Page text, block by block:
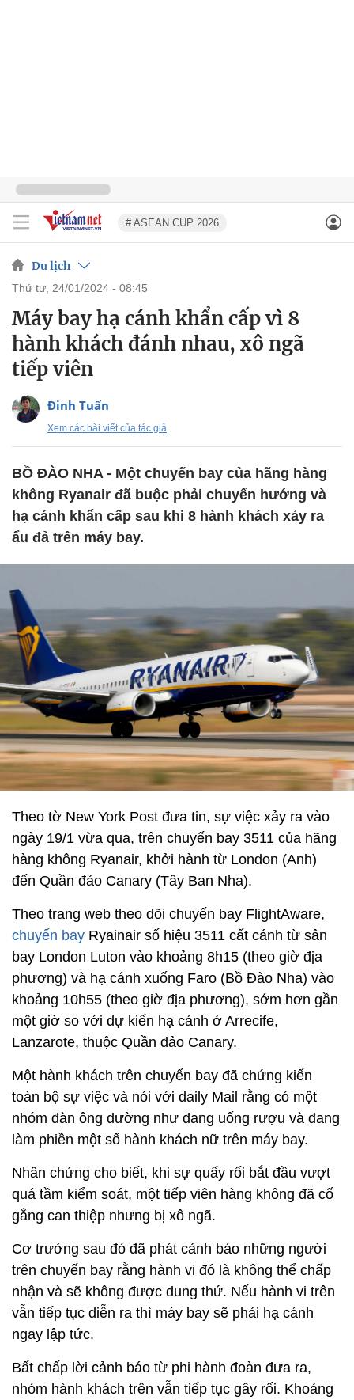
# ASEAN CUP 2026
Du lịch
thứ tư, 24/01/2024 - 08:45
Máy bay hạ cánh khẩn cấp vì 8
hành khách đánh nhau, xô ngã
tiếp viên
Đinh Tuấn
Xem các bài viết của tác giả
BỒ ĐÀO NHA - Một chuyến bay của hãng hàng
không Ryanair đã buộc phải chuyển hướng và
hạ cánh khẩn cấp sau khi 8 hành khách xảy ra
ẩu đả trên máy bay.
Theo tờ New York Post đưa tin, sự việc xảy ra vào
ngày 19/1 vừa qua, trên chuyến bay 3511 của hãng
hàng không Ryanair, khởi hành từ London (Anh)
đến Quần đảo Canary (Tây Ban Nha).
Theo trang web theo dõi chuyến bay FlightAware,
chuyến bay Ryainair số hiệu 3511 cất cánh từ sân
bay London Luton vào khoảng 8h15 (theo giờ địa
phương) và hạ cánh xuống Faro (Bồ Đào Nha) vào
khoảng 10h55 (theo giờ địa phương), sớm hơn gần
một giờ so với dự kiến ​​​​hạ cánh ở Arrecife,
Lanzarote, thuộc Quần đảo Canary.
Một hành khách trên chuyến bay đã chứng kiến
toàn bộ sự việc và nói với daily Mail rằng có một
nhóm đàn ông dường như đang uống rượu và đang
làm phiền một số hành khách nữ trên máy bay.
Nhân chứng cho biết, khi sự quấy rối bắt đầu vượt
quá tầm kiểm soát, một tiếp viên hàng không đã cố
gắng can thiệp nhưng bị xô ngã.
Cơ trưởng sau đó đã phát cảnh báo những người
trên chuyến bay rằng hành vi đó là không thể chấp
nhận và sẽ không được dung thứ. Nếu hành vi trên
vẫn tiếp tục diễn ra thì máy bay sẽ phải hạ cánh
ngay lập tức.
Bất chấp lời cảnh báo từ phi hành đoàn đưa ra,
nhóm hành khách trên vẫn tiếp tục gây rối. Khoảng